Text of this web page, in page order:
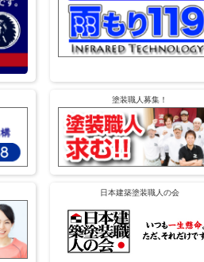
塗装職人募集！
日本建築塗装職人の会